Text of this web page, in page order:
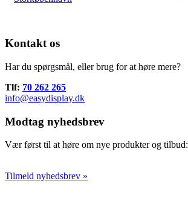
Kontakt os
Har du spørgsmål, eller brug for at høre mere?
Tlf: 70 262 265
info@easydisplay.dk
Modtag nyhedsbrev
Vær først til at høre om nye produkter og tilbud:
Tilmeld nyhedsbrev »